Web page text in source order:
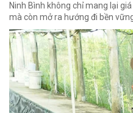
Ninh Bình không chỉ mang lại
mà còn mở ra hướng đi bền